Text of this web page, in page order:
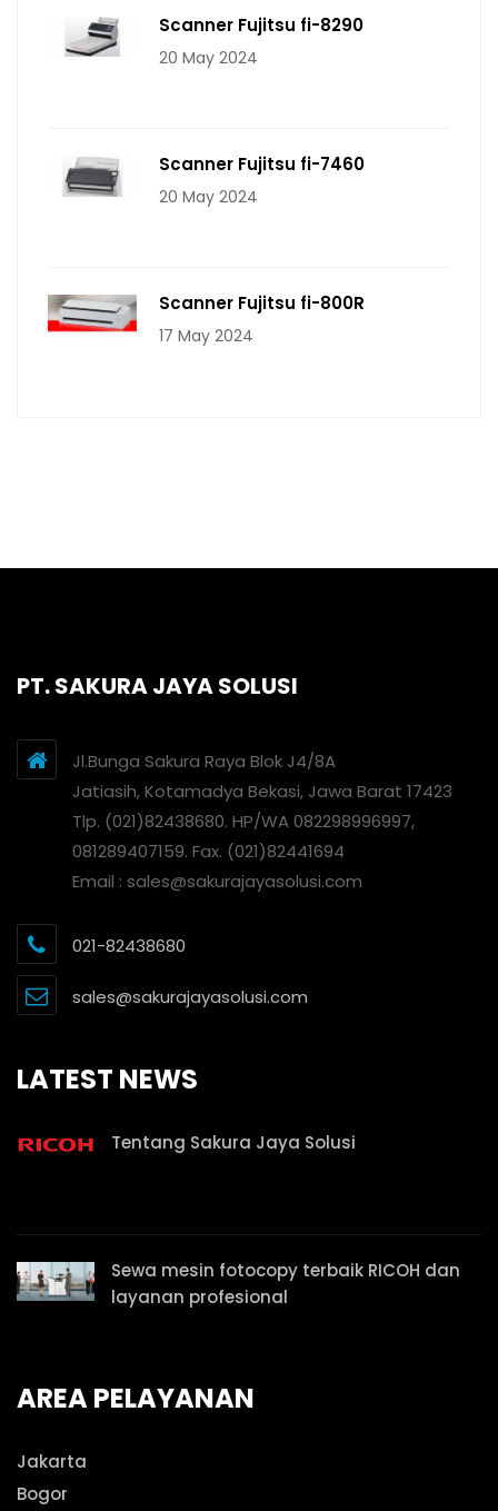
Scanner Fujitsu fi-8290
20 May 2024
Scanner Fujitsu fi-7460
20 May 2024
Scanner Fujitsu fi-800R
17 May 2024
PT. SAKURA JAYA SOLUSI
Jl.Bunga Sakura Raya Blok J4/8A
Jatiasih, Kotamadya Bekasi, Jawa Barat 17423
Tlp. (021)82438680. HP/WA 082298996997,
081289407159. Fax. (021)82441694
Email : sales@sakurajayasolusi.com
021-82438680
sales@sakurajayasolusi.com
LATEST NEWS
Tentang Sakura Jaya Solusi
Sewa mesin fotocopy terbaik RICOH dan
layanan profesional
AREA PELAYANAN
Jakarta
Bogor